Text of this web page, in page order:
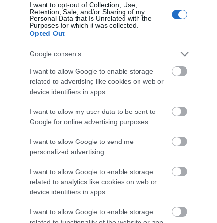
I want to opt-out of Collection, Use,
Retention, Sale, and/or Sharing of my
Personal Data that Is Unrelated with the
Purposes for which it was collected.
Opted Out
Google consents
I want to allow Google to enable storage
related to advertising like cookies on web or
device identifiers in apps.
I want to allow my user data to be sent to
Google for online advertising purposes.
I want to allow Google to send me
personalized advertising.
I want to allow Google to enable storage
related to analytics like cookies on web or
device identifiers in apps.
I want to allow Google to enable storage
DIVAT
Vidám csíkok, misztikus formák a
kollekciójában